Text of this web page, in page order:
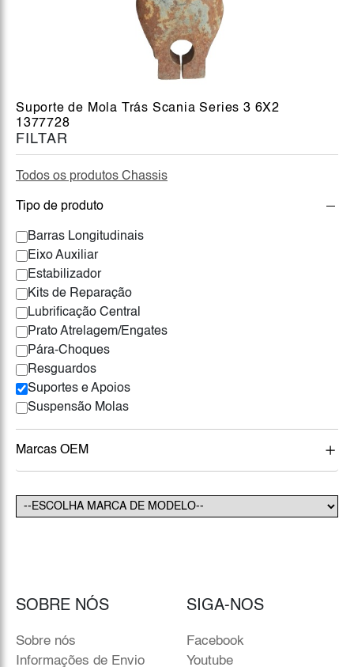
FILTAR
Todos os produtos Chassis
Tipo de produto
Barras Longitudinais
Eixo Auxiliar
Estabilizador
Kits de Reparação
Lubrificação Central
Prato Atrelagem/Engates
Pára-Choques
Resguardos
Suportes e Apoios
Suspensão Molas
Marcas OEM
Suporte de Mola Trás Scania Series 3 6X2
1377728
SOBRE NÓS
Sobre nós
Informações de Envio
SIGA-NOS
Facebook
Youtube